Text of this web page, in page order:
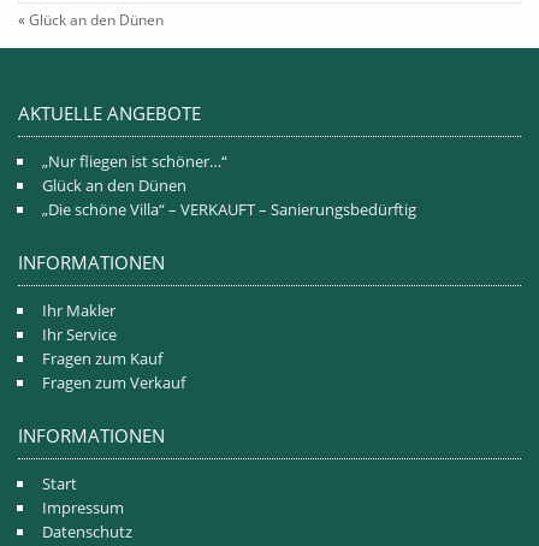
«Glück an den Dünen
AKTUELLE ANGEBOTE
„Nur fliegen ist schöner…“
Glück an den Dünen
„Die schöne Villa“ – VERKAUFT – Sanierungsbedürftig
INFORMATIONEN
Ihr Makler
Ihr Service
Fragen zum Kauf
Fragen zum Verkauf
INFORMATIONEN
Start
Impressum
Datenschutz